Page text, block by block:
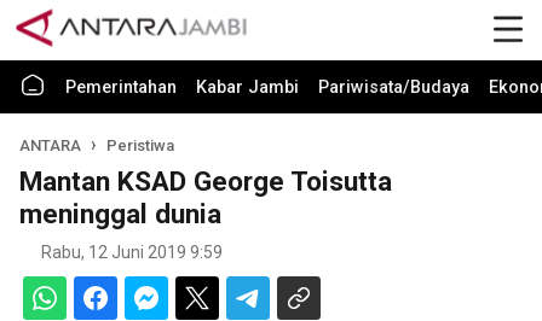
Pemerintahan Kabar Jambi Pariwisata/Budaya
ANTARA Peristiwa
Mantan KSAD George Toisutta
meninggal dunia
Rabu, 12 Juni 2019 9:59